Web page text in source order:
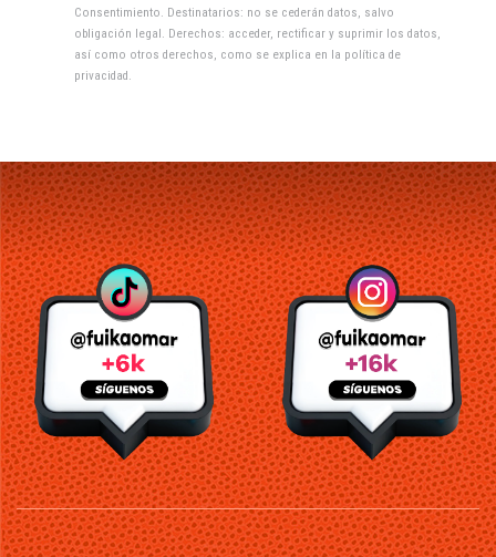
Consentimiento. Destinatarios: no se cederán datos, salvo
obligación legal. Derechos: acceder, rectificar y suprimir los datos,
así como otros derechos, como se explica en la política de
privacidad.